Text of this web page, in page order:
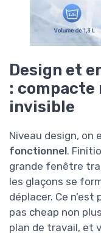
Design et
: compacte
invisible
Niveau design, on
fonctionnel.
grande fenêtre
les glaçons se
déplacer. Ce
pas cheap non
plan de travail, et